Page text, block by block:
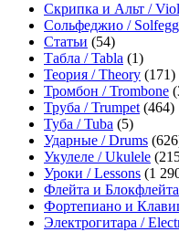
Скрипка и Альт /
Сольфеджио /
Статьи (54)
Табла / Tabla (1)
Теория / Theory (171)
Тромбон / Trombone
Труба / Trumpet (464)
Туба / Tuba (5)
Ударные / Drums
Укулеле / Ukulele
Уроки / Lessons (1
Флейта и
Фортепиано и
Электрогитара /